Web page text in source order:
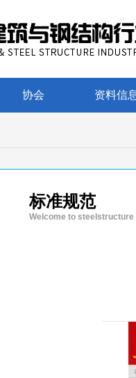
协会 资料信
标准规范
Welcome to